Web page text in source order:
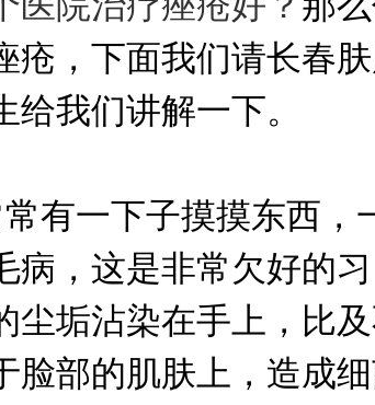
疮，下面我们请长春
我们讲解一下。
一下子摸摸东西，
病，这是非常欠好的习
尘垢沾染在手上，比
脸部的肌肤上，造成